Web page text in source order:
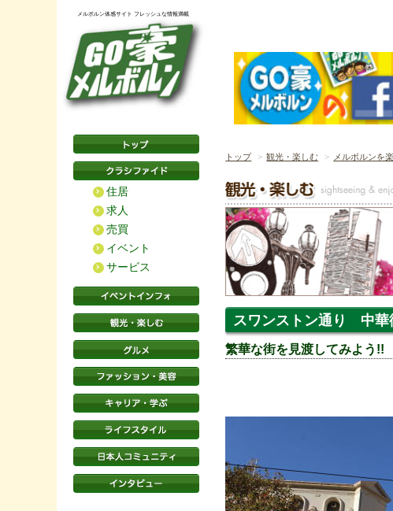
メルボルン体感サイト フレッシュな情報満載
住居
求人
売買
イベント
サービス
トップ 観光・楽しむ メルボルンを
スワンストン通り 中華
繁華な街を見渡してみよう